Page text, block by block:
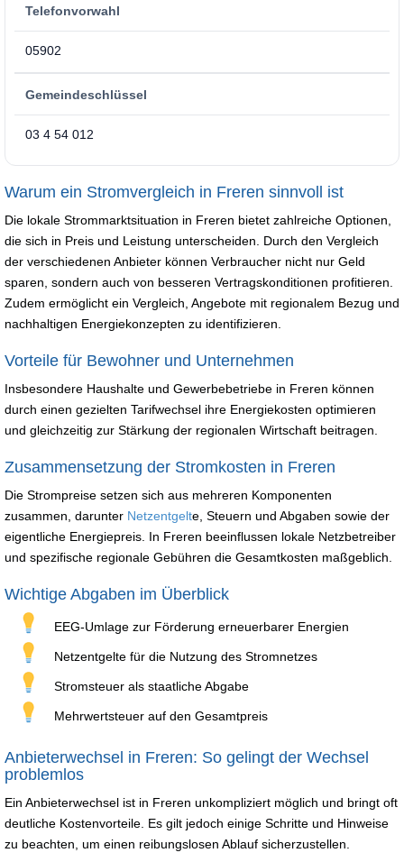
Telefonvorwahl
05902
Gemeindeschlüssel
03 4 54 012
Warum ein Stromvergleich in Freren sinnvoll ist
Die lokale Strommarktsituation in Freren bietet zahlreiche Optionen,
die sich in Preis und Leistung unterscheiden. Durch den Vergleich
der verschiedenen Anbieter können Verbraucher nicht nur Geld
sparen, sondern auch von besseren Vertragskonditionen profitieren.
Zudem ermöglicht ein Vergleich, Angebote mit regionalem Bezug und
nachhaltigen Energiekonzepten zu identifizieren.
Vorteile für Bewohner und Unternehmen
Insbesondere Haushalte und Gewerbebetriebe in Freren können
durch einen gezielten Tarifwechsel ihre Energiekosten optimieren
und gleichzeitig zur Stärkung der regionalen Wirtschaft beitragen.
Zusammensetzung der Stromkosten in Freren
Die Strompreise setzen sich aus mehreren Komponenten
zusammen, darunter Netzentgelte, Steuern und Abgaben sowie der
eigentliche Energiepreis. In Freren beeinflussen lokale Netzbetreiber
und spezifische regionale Gebühren die Gesamtkosten maßgeblich.
Wichtige Abgaben im Überblick
EEG-Umlage zur Förderung erneuerbarer Energien
Netzentgelte für die Nutzung des Stromnetzes
Stromsteuer als staatliche Abgabe
Mehrwertsteuer auf den Gesamtpreis
Anbieterwechsel in Freren: So gelingt der Wechsel
problemlos
Ein Anbieterwechsel ist in Freren unkompliziert möglich und bringt oft
deutliche Kostenvorteile. Es gilt jedoch einige Schritte und Hinweise
zu beachten, um einen reibungslosen Ablauf sicherzustellen.